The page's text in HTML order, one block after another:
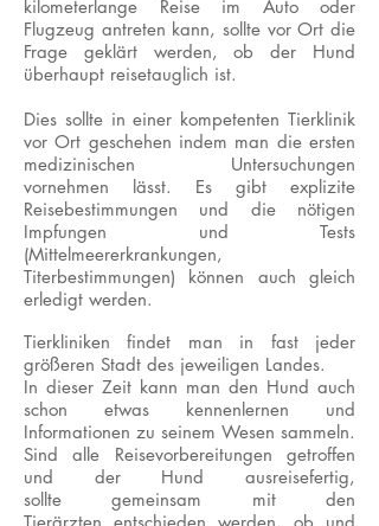
kilometerlange Reise im Auto oder
Flugzeug antreten kann, sollte vor Ort die
Frage geklärt werden, ob der Hund
überhaupt reisetauglich ist.
Dies sollte in einer kompetenten Tierklinik
vor Ort geschehen indem man die ersten
medizinischen Untersuchungen
vornehmen lässt. Es gibt explizite
Reisebestimmungen und die nötigen
Impfungen und Tests
(Mittelmeererkrankungen,
Titerbestimmungen) können auch gleich
erledigt werden.
Tierkliniken findet man in fast jeder
größeren Stadt des jeweiligen Landes.
In dieser Zeit kann man den Hund auch
schon etwas kennenlernen und
Informationen zu seinem Wesen sammeln.
Sind alle Reisevorbereitungen getroffen
und der Hund ausreisefertig,
sollte gemeinsam mit den